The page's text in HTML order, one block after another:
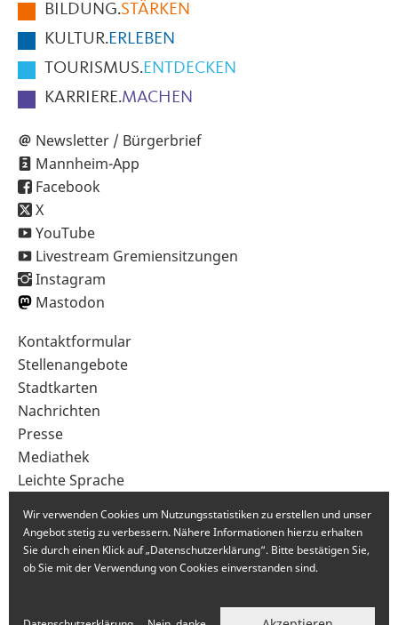
SeiteBILDUNG.STÄRKEN
KULTUR.ERLEBEN
TOURISMUS.ENTDECKEN
KARRIERE.MACHEN
Newsletter / Bürgerbrief
Mannheim-App
Facebook
X
YouTube
Livestream Gremiensitzungen
Instagram
Mastodon
Sekundärnavigation
im
Fußbereich
Kontaktformular
Stellenangebote
Stadtkarten
Nachrichten
Presse
Mediathek
Leichte Sprache
Wir verwenden Cookies um Nutzungsstatistiken zu erstellen und unser
Angebot stetig zu verbessern. Nähere Informationen hierzu erhalten
Sie durch einen Klick auf „Datenschutzerklärung“. Bitte bestätigen Sie,
ob Sie mit der Verwendung von Cookies einverstanden sind.